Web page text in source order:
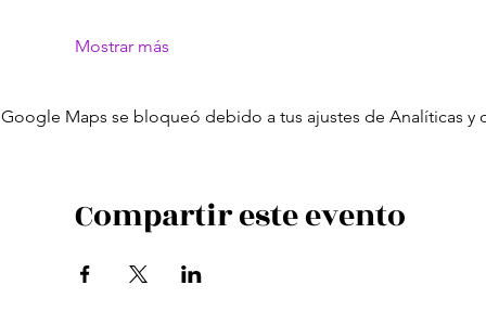
Mostrar más
Google Maps se bloqueó debido a tus ajustes de Analíticas y
Compartir este evento